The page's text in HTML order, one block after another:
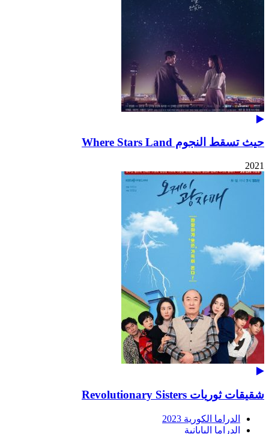
حيث تسقط النجوم Where Stars Land
2021
شقيقات ثوريات Revolutionary Sisters
الدراما الكورية 2023
الدراما اليابانية